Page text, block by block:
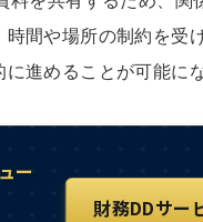
間や場所の制約を受
進めることが可能に
ー
財務DDサー